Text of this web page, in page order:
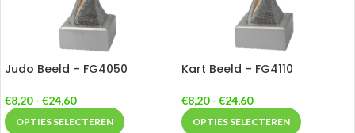
Judo Beeld – FG4050
€8,20 - €24,60
OPTIES SELECTEREN
Kart Beeld – FG4110
€8,20 - €24,60
OPTIES SELECTEREN